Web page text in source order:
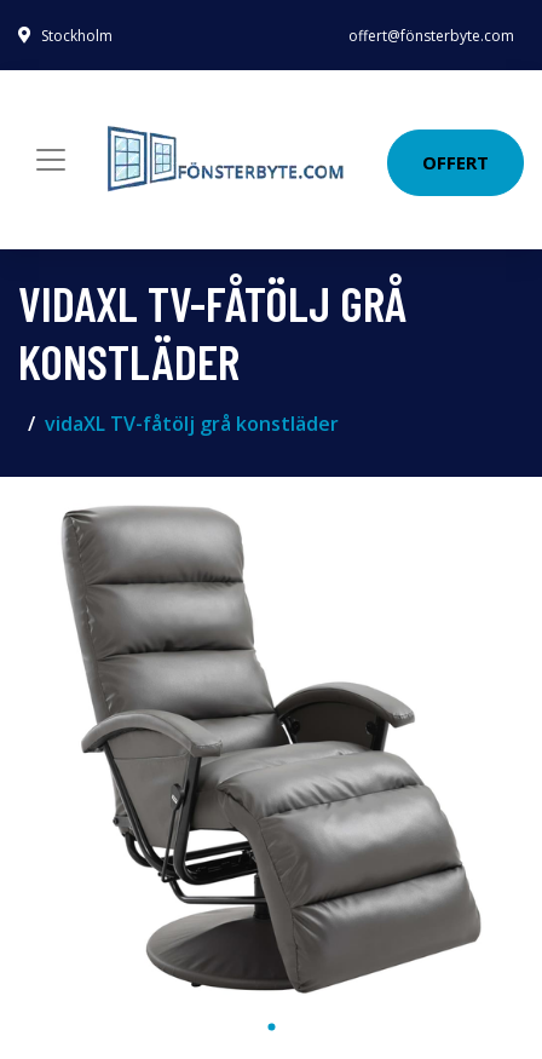
Stockholm offert@fönsterbyte.com
OFFERT
VIDAXL TV-FÅTÖLJ GRÅ
KONSTLÄDER
vidaXL TV-fåtölj grå konstläder